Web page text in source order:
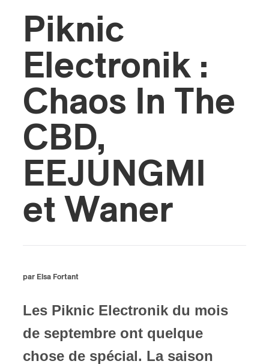
Piknic
Electronik :
Chaos In The
CBD,
EEJUNGMI
et Waner
par Elsa Fortant
Les Piknic Electronik du mois
de septembre ont quelque
chose de spécial. La saison